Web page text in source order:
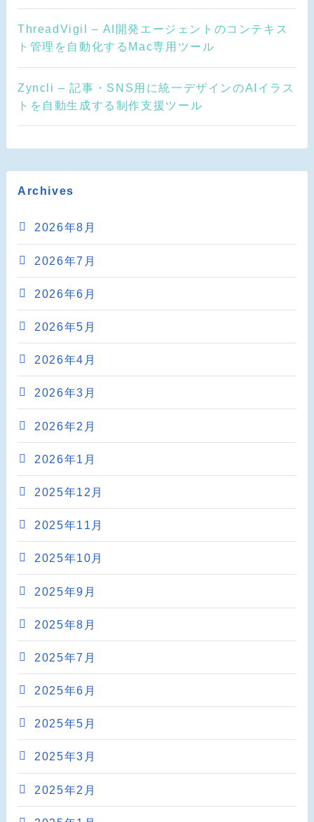
ThreadVigil – AI開発エージェントのコンテキス
ト管理を自動化するMac専用ツール
Zyncli – 記事・SNS用に統一デザインのAIイラス
トを自動生成する制作支援ツール
Archives
2026年8月
2026年7月
2026年6月
2026年5月
2026年4月
2026年3月
2026年2月
2026年1月
2025年12月
2025年11月
2025年10月
2025年9月
2025年8月
2025年7月
2025年6月
2025年5月
2025年3月
2025年2月